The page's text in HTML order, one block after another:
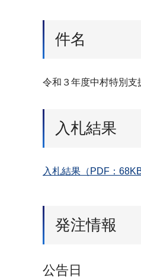
件名
令和３年度中村特別支
入札結果
入札結果（PDF：68KB
発注情報
公告日